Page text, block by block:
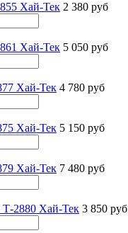
Хай-Тек 2 380 руб
Хай-Тек 5 050 руб
Хай-Тек 4 780 руб
Хай-Тек 5 150 руб
Хай-Тек 7 480 руб
Т-2880 Хай-Тек 3 850 руб